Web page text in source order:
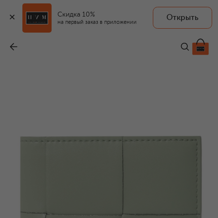
Скидка 10%
на первый заказ в приложении
Открыть
61 550 ₽